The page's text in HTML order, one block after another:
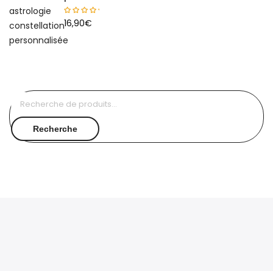
16,90€
Recherche